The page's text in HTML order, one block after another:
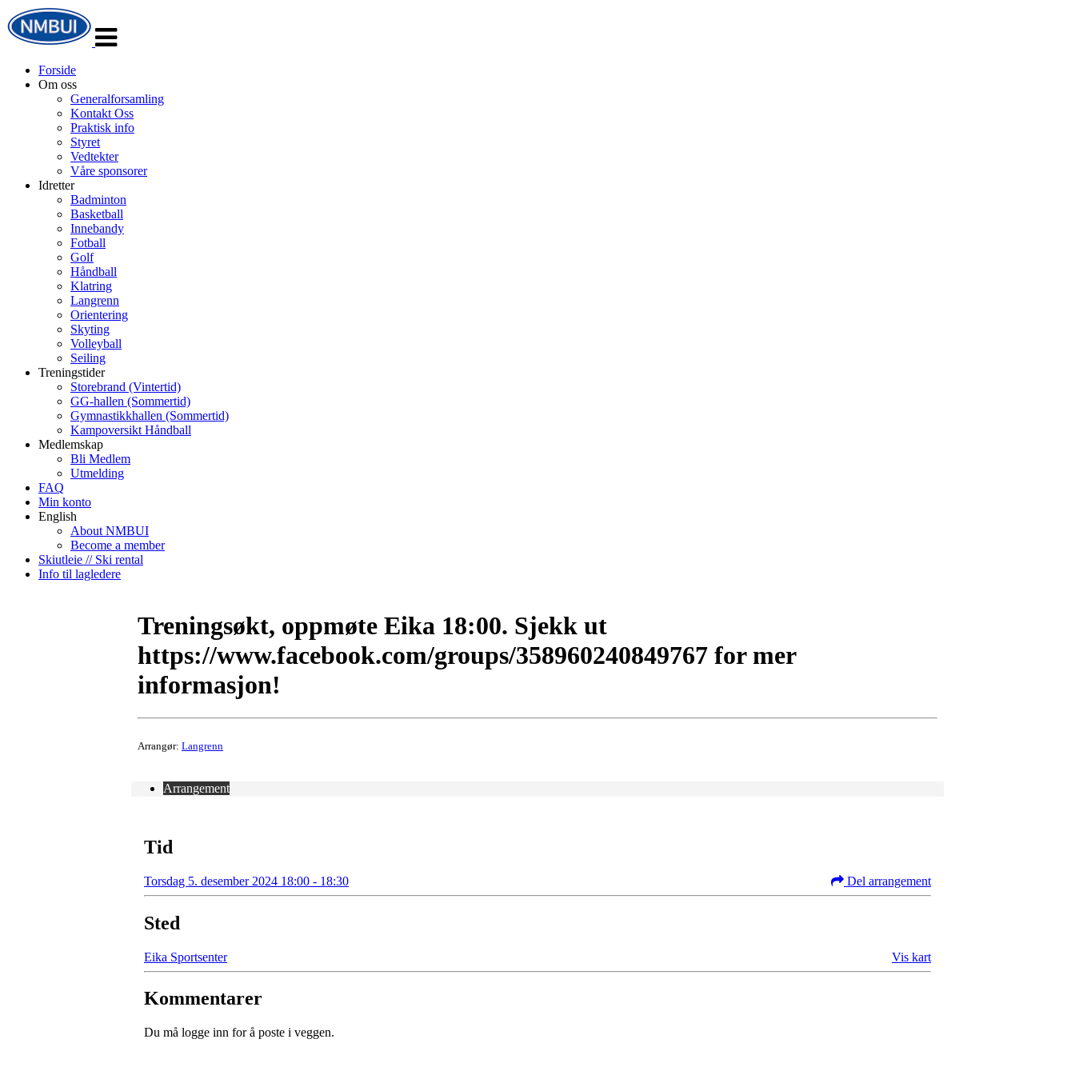
navigasjon
Forside
Om oss
Generalforsamling
Kontakt Oss
Praktisk info
Styret
Vedtekter
Våre sponsorer
Idretter
Badminton
Basketball
Innebandy
Fotball
Golf
Håndball
Klatring
Langrenn
Orientering
Skyting
Volleyball
Seiling
Treningstider
Storebrand (Vintertid)
GG-hallen (Sommertid)
Gymnastikkhallen (Sommertid)
Kampoversikt Håndball
Medlemskap
Bli Medlem
Utmelding
FAQ
Min konto
English
About NMBUI
Become a member
Skiutleie // Ski rental
Info til lagledere
Treningsøkt, oppmøte Eika 18:00. Sjekk ut
https://www.facebook.com/groups/358960240849767 for mer
informasjon!
Arrangør: Langrenn
Arrangement
Tid
Torsdag 5. desember 2024 18:00 - 18:30 Del arrangement
Sted
Eika Sportsenter Vis kart
Kommentarer
Du må logge inn for å poste i veggen.